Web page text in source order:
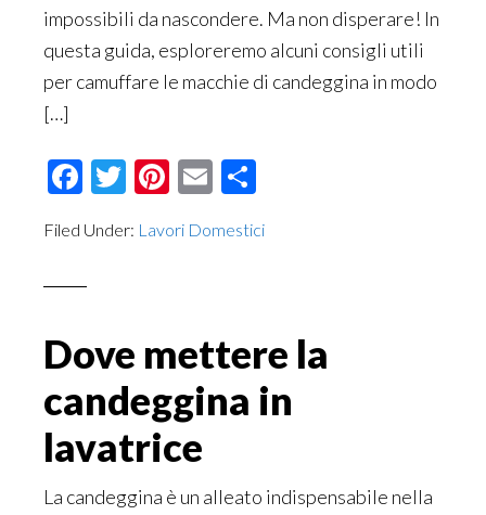
impossibili da nascondere. Ma non disperare! In
questa guida, esploreremo alcuni consigli utili
per camuffare le macchie di candeggina in modo
[…]
Facebook
Twitter
Pinterest
Email
Filed Under: Lavori Domestici
Dove mettere la
candeggina in
lavatrice
La candeggina è un alleato indispensabile nella